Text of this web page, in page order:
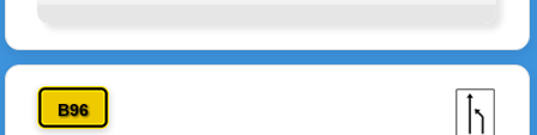
B96